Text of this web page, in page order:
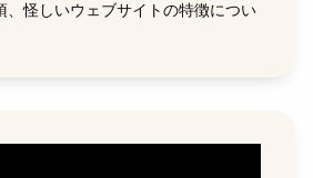
、怪しいウェブサイトの特徴につい